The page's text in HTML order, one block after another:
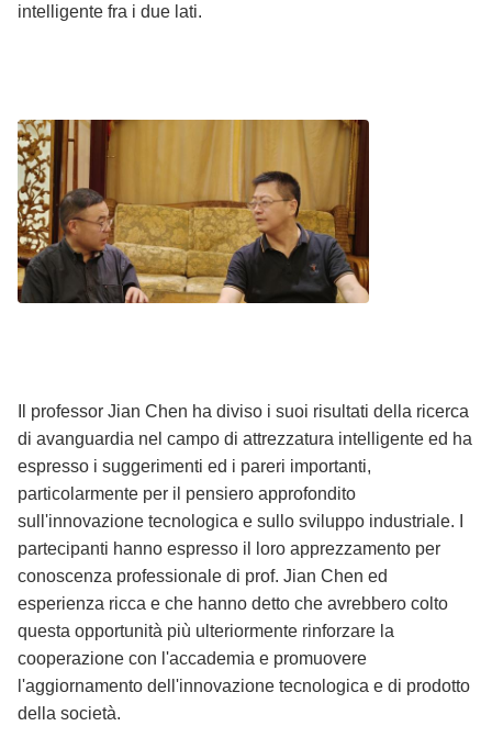
intelligente fra i due lati.
Il professor Jian Chen ha diviso i suoi risultati della ricerca
di avanguardia nel campo di attrezzatura intelligente ed ha
espresso i suggerimenti ed i pareri importanti,
particolarmente per il pensiero approfondito
sull'innovazione tecnologica e sullo sviluppo industriale. I
partecipanti hanno espresso il loro apprezzamento per
conoscenza professionale di prof. Jian Chen ed
esperienza ricca e che hanno detto che avrebbero colto
questa opportunità più ulteriormente rinforzare la
cooperazione con l'accademia e promuovere
l'aggiornamento dell'innovazione tecnologica e di prodotto
della società.